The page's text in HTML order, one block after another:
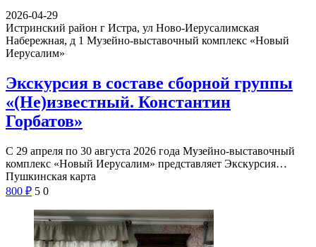
2026-04-29
Истринский район г Истра, ул Ново-Иерусалимская
Набережная, д 1 Музейно-выставочный комплекс «Новый
Иерусалим»
Экскурсия в составе сборной группы
«(Не)известный. Константин
Горбатов»
С 29 апреля по 30 августа 2026 года Музейно-выставочный
комплекс «Новый Иерусалим» представляет Экскурсия…
Пушкинская карта
800 ₽ 5 0